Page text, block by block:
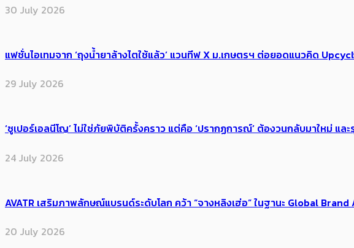
30 July 2026
แฟชั่นไอเทมจาก ‘ถุงน้ำยาล้างไตใช้แล้ว’ แวนทีฟ X ม.เกษตรฯ ต่อยอดแนวคิด
29 July 2026
‘ซูเปอร์เอลนีโญ’ ไม่ใช่ภัยพิบัติครั้งคราว แต่คือ ‘ปรากฏการณ์’ ​ต้อง​วนกลับมาใหม่
24 July 2026
AVATR เสริมภาพลักษณ์แบรนด์ระดับโลก คว้า “จางหลิงเฮ่อ” ในฐานะ Global
20 July 2026